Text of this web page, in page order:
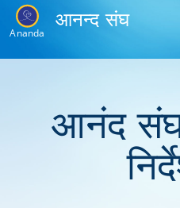
Ananda
आनन्द संघ
आनंद